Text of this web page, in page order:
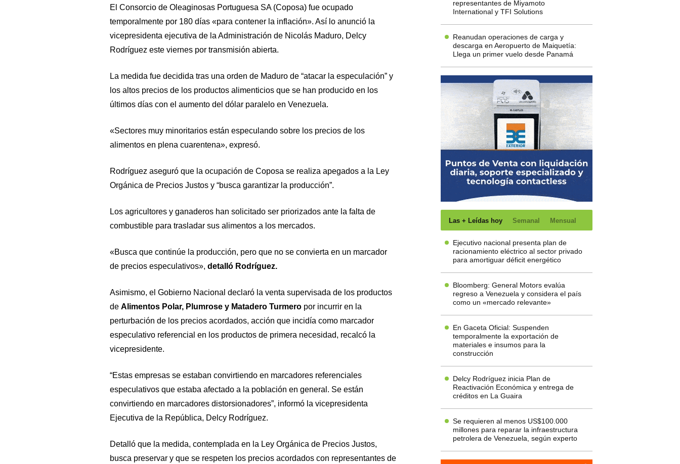
El Consorcio de Oleaginosas Portuguesa SA (Coposa) fue ocupado
temporalmente por 180 días «para contener la inflación». Así lo anunció la
vicepresidenta ejecutiva de la Administración de Nicolás Maduro, Delcy
Rodríguez este viernes por transmisión abierta.
La medida fue decidida tras una orden de Maduro de “atacar la especulación” y
los altos precios de los productos alimenticios que se han producido en los
últimos días con el aumento del dólar paralelo en Venezuela.
«Sectores muy minoritarios están especulando sobre los precios de los
alimentos en plena cuarentena», expresó.
Rodríguez aseguró que la ocupación de Coposa se realiza apegados a la Ley
Orgánica de Precios Justos y “busca garantizar la producción”.
Los agricultores y ganaderos han solicitado ser priorizados ante la falta de
combustible para trasladar sus alimentos a los mercados.
«Busca que continúe la producción, pero que no se convierta en un marcador
de precios especulativos», detalló Rodríguez.
Asimismo, el Gobierno Nacional declaró la venta supervisada de los productos
de Alimentos Polar, Plumrose y Matadero Turmeropor incurrir en la
perturbación de los precios acordados, acción que incidía como marcador
especulativo referencial en los productos de primera necesidad, recalcó la
vicepresidente.
“Estas empresas se estaban convirtiendo en marcadores referenciales
especulativos que estaba afectado a la población en general. Se están
convirtiendo en marcadores distorsionadores”, informó la vicepresidenta
Ejecutiva de la República, Delcy Rodríguez.
Detalló que la medida, contemplada en la Ley Orgánica de Precios Justos,
busca preservar y que se respeten los precios acordados con representantes de
representantes de Miyamoto
International y TFI Solutions
Reanudan operaciones de carga y
descarga en Aeropuerto de Maiquetía:
Llega un primer vuelo desde Panamá
Las + Leídas hoy Semanal Mensual
Ejecutivo nacional presenta plan de
racionamiento eléctrico al sector privado
para amortiguar déficit energético
Bloomberg: General Motors evalúa
regreso a Venezuela y considera el país
como un «mercado relevante»
En Gaceta Oficial: Suspenden
temporalmente la exportación de
materiales e insumos para la
construcción
Delcy Rodríguez inicia Plan de
Reactivación Económica y entrega de
créditos en La Guaira
Se requieren al menos US$100.000
millones para reparar la infraestructura
petrolera de Venezuela, según experto